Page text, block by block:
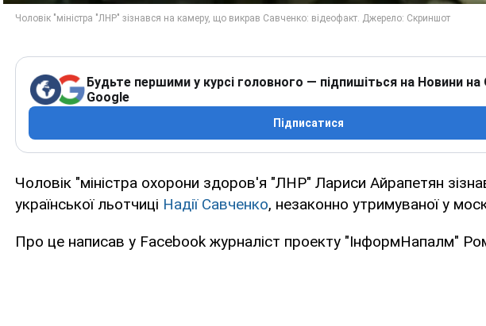
Будьте першими у курсі головного — підпишіться на Новини на
Google
Підписатися
Чоловік "міністра охорони здоров'я "ЛНР" Лариси Айрапетян
української льотчиці Надії Савченко, незаконно утримуваної у
Про це написав у Facebook журналіст проекту "ІнформНапалм"